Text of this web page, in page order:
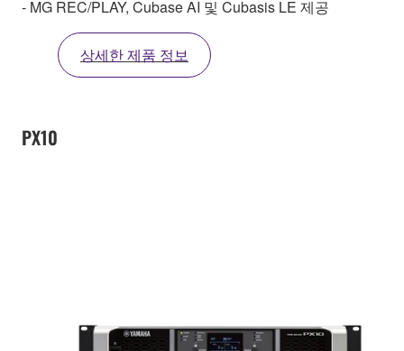
- MG REC/PLAY, Cubase AI 및 Cubasis LE 제공
상세한 제품 정보
PX10